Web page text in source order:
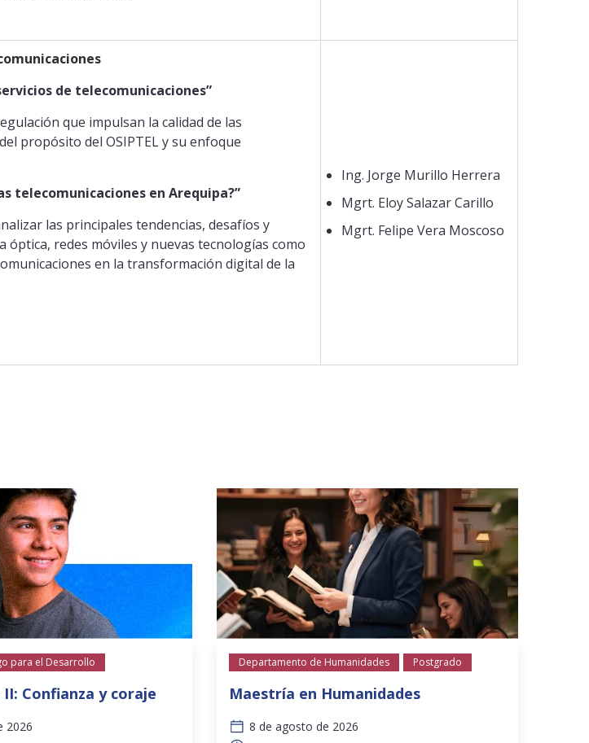
de telecomunicaciones”
que impulsan la calidad de las
propósito del OSIPTEL y su enfoque
telecomunicaciones en Arequipa?”
las principales tendencias, desafíos y
redes móviles y nuevas tecnologías como
en la transformación digital de la
Ing. Jorge Murillo Herrera
Mgrt. Eloy Salazar Carillo
Mgrt. Felipe Vera Moscoso
para el Desarrollo
Confianza y coraje
2026
Departamento de Humanidades Postgrado
Maestría en Humanidades
8 de agosto de 2026